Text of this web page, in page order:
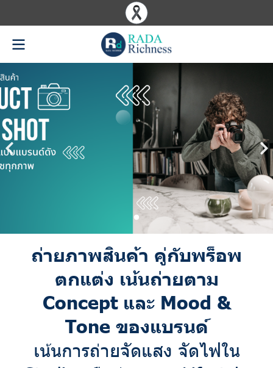
ถ่ายภาพสินค้า คู่กับพร็อพ
ตกแต่ง เน้นถ่ายตาม
Concept และ Mood &
Tone ของแบรนด์
เน้นการถ่ายจัดแสง จัดไฟใน